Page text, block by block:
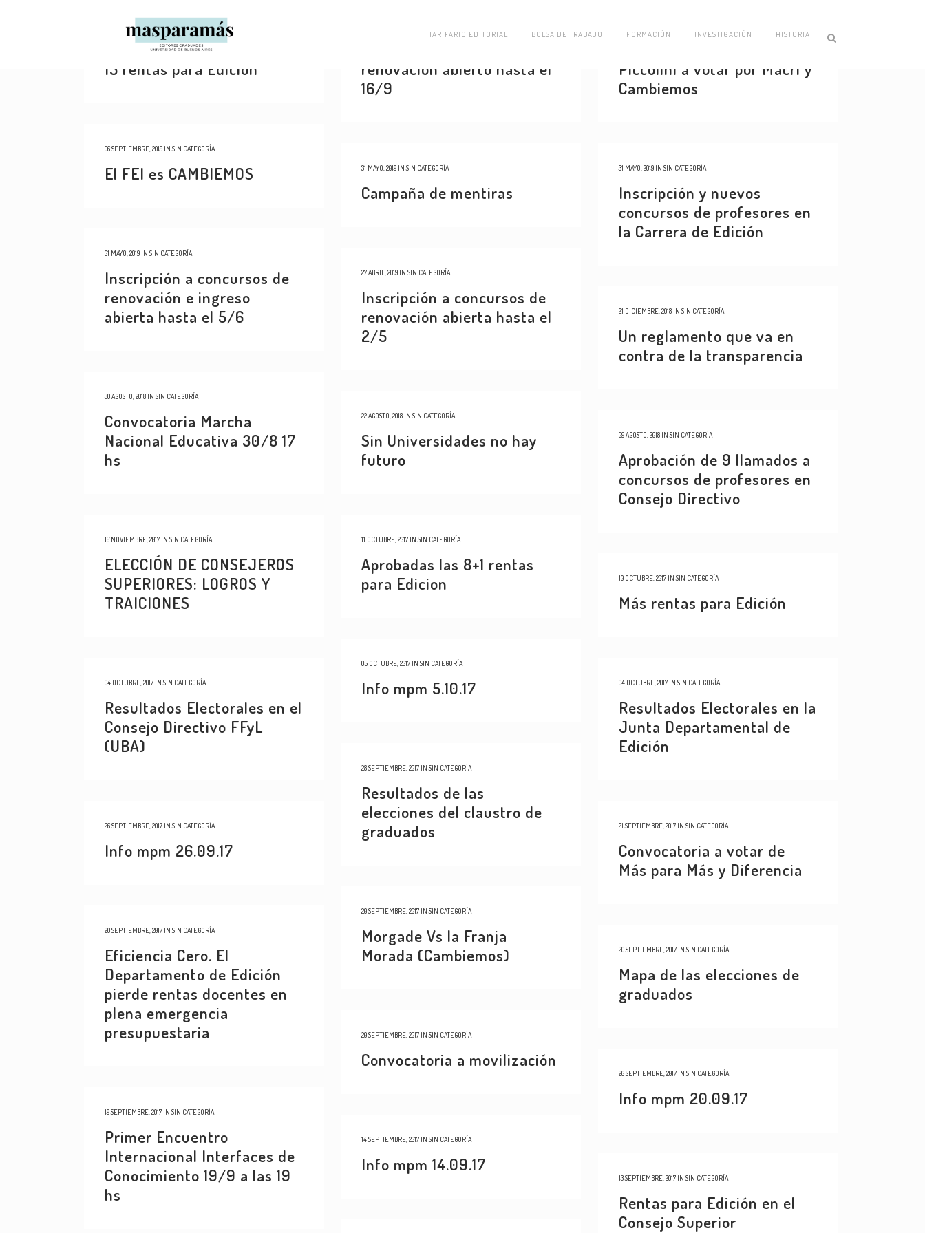
TARIFARIO EDITORIAL BOLSA DE TRABAJO FORMACIÓN INVESTIGACIÓN HISTORIA
18 SEPTIEMBRE, 2019IN SIN CATEGORÍA
Listado de asignación de las
15 rentas para Edición
renovación abierto hasta el
16/9
Piccolini a votar por Macri y
Cambiemos
06 SEPTIEMBRE, 2019 INSIN CATEGORÍA
El FEI es CAMBIEMOS 31 MAYO, 2019 INSIN CATEGORÍA
Campaña de mentiras
31 MAYO, 2019 INSIN CATEGORÍA
Inscripción y nuevos
concursos de profesores en
la Carrera de Edición
01 MAYO, 2019 INSIN CATEGORÍA
Inscripción a concursos de
renovación e ingreso
abierta hasta el 5/6
27 ABRIL, 2019 INSIN CATEGORÍA
Inscripción a concursos de
renovación abierta hasta el
2/5
21 DICIEMBRE, 2018 INSIN CATEGORÍA
Un reglamento que va en
contra de la transparencia
30 AGOSTO, 2018 INSIN CATEGORÍA
Convocatoria Marcha
Nacional Educativa 30/8 17
hs
22 AGOSTO, 2018 INSIN CATEGORÍA
Sin Universidades no hay
futuro
09 AGOSTO, 2018 INSIN CATEGORÍA
Aprobación de 9 llamados a
concursos de profesores en
Consejo Directivo
16 NOVIEMBRE, 2017 INSIN CATEGORÍA
ELECCIÓN DE CONSEJEROS
SUPERIORES: LOGROS Y
TRAICIONES
11 OCTUBRE, 2017 INSIN CATEGORÍA
Aprobadas las 8+1 rentas
para Edicion
10 OCTUBRE, 2017 INSIN CATEGORÍA
Más rentas para Edición
05 OCTUBRE, 2017 INSIN CATEGORÍA
Info mpm 5.10.17
04 OCTUBRE, 2017 INSIN CATEGORÍA
Resultados Electorales en el
Consejo Directivo FFyL
(UBA)
04 OCTUBRE, 2017 INSIN CATEGORÍA
Resultados Electorales en la
Junta Departamental de
Edición
28 SEPTIEMBRE, 2017 INSIN CATEGORÍA
Resultados de las
elecciones del claustro de
graduados
26 SEPTIEMBRE, 2017 INSIN CATEGORÍA
Info mpm 26.09.17
21 SEPTIEMBRE, 2017 INSIN CATEGORÍA
Convocatoria a votar de
Más para Más y Diferencia
20 SEPTIEMBRE, 2017 INSIN CATEGORÍA
Morgade Vs la Franja
Morada (Cambiemos)
20 SEPTIEMBRE, 2017 INSIN CATEGORÍA
Eficiencia Cero. El
Departamento de Edición
pierde rentas docentes en
plena emergencia
presupuestaria
20 SEPTIEMBRE, 2017 INSIN CATEGORÍA
Mapa de las elecciones de
graduados
20 SEPTIEMBRE, 2017 INSIN CATEGORÍA
Convocatoria a movilización
20 SEPTIEMBRE, 2017 INSIN CATEGORÍA
Info mpm 20.09.17
19 SEPTIEMBRE, 2017 INSIN CATEGORÍA
Primer Encuentro
Internacional Interfaces de
Conocimiento 19/9 a las 19
hs
14 SEPTIEMBRE, 2017 INSIN CATEGORÍA
Info mpm 14.09.17
13 SEPTIEMBRE, 2017 INSIN CATEGORÍA
Rentas para Edición en el
Consejo Superior